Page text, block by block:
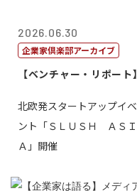
2026.06.30
企業家倶楽部アーカイブ
【ベンチャー・リポート】
北欧発スタートアップイベ
ント「ＳＬＵＳＨ ＡＳＩ
Ａ」開催